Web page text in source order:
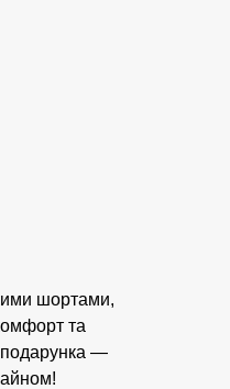
шортами,
та
подарунка —